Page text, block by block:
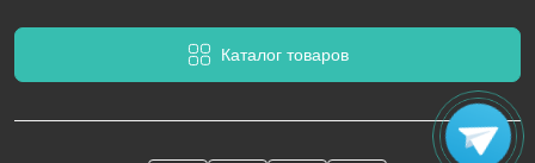
Каталог товаров